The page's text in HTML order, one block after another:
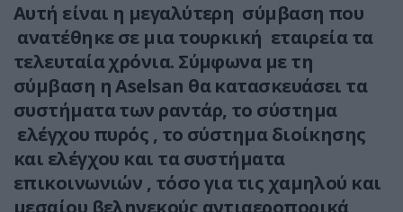
Αυτή είναι η μεγαλύτερη σύμβαση που
ανατέθηκε σε μια τουρκική εταιρεία τα
τελευταία χρόνια. Σύμφωνα με τη
σύμβαση η Aselsan θα κατασκευάσει τα
συστήματα των ραντάρ, το σύστημα
ελέγχου πυρός , το σύστημα διοίκησης
και ελέγχου και τα συστήματα
επικοινωνιών , τόσο για τις χαμηλού και